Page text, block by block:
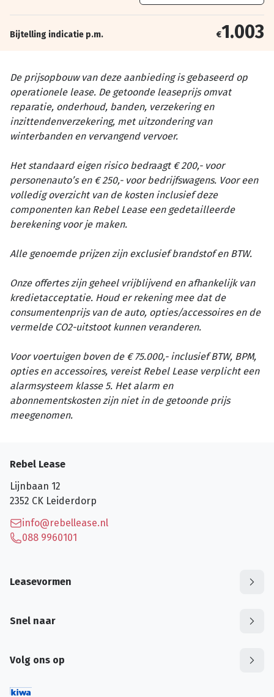
Bijtelling indicatie p.m. €1.003
De prijsopbouw van deze aanbieding is gebaseerd op
operationele lease. De getoonde leaseprijs omvat
reparatie, onderhoud, banden, verzekering en
inzittendenverzekering, met uitzondering van
winterbanden en vervangend vervoer.
Het standaard eigen risico bedraagt € 200,- voor
personenauto’s en € 250,- voor bedrijfswagens. Voor een
volledig overzicht van de kosten inclusief deze
componenten kan Rebel Lease een gedetailleerde
berekening voor je maken.
Alle genoemde prijzen zijn exclusief brandstof en BTW.
Onze offertes zijn geheel vrijblijvend en afhankelijk van
kredietacceptatie. Houd er rekening mee dat de
consumentenprijs van de auto, opties/accessoires en de
vermelde CO2-uitstoot kunnen veranderen.
Voor voertuigen boven de € 75.000,- inclusief BTW, BPM,
opties en accessoires, vereist Rebel Lease verplicht een
alarmsysteem klasse 5. Het alarm en
abonnementskosten zijn niet in de getoonde prijs
meegenomen.
Rebel Lease
Lijnbaan 12
2352 CK Leiderdorp
info@rebellease.nl
088 9960101
Leasevormen
Snel naar
Volg ons op